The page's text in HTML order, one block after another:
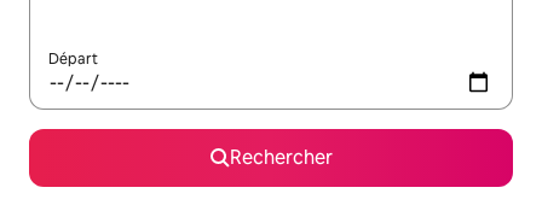
Départ
Rechercher